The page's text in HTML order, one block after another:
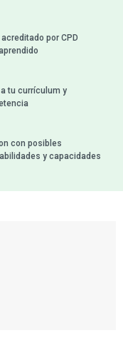
por CPD
tu currículum y
con posibles
y capacidades